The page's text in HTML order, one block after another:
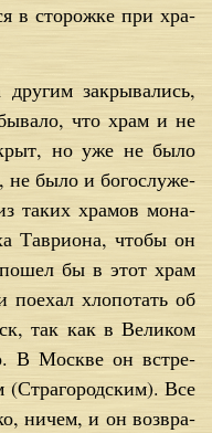
в сто­рож­ке при хра­
за­кры­ва­лись,
что храм и не
но уже не бы­ло
не бы­ло и бо­го­слу­же­
та­ких хра­мов мо­на­
Та­ври­о­на, что­бы он
бы в этот храм
хло­по­тать об
так как в Ве­ли­ком
В Москве он встре­
(Стра­го­род­ским). Все
ни­чем, и он воз­вра­